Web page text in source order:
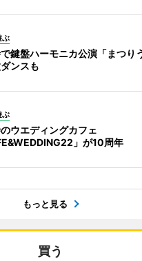
ぶ
鍵盤ハーモニカ公演「まつり
ンスも
ぶ
ウエディングカフェ
」が10周年
もっと見る
買う